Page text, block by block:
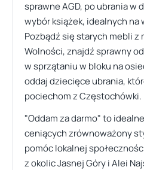
sprawne AGD, po ubrania w
wybór książek, idealnych na
Pozbądź się starych mebli z
Wolności, znajdź sprawny
w sprzątaniu w bloku na
oddaj dziecięce ubrania,
pociechom z Częstochówki.
"Oddam za darmo" to
ceniących zrównoważony
pomóc lokalnej
z okolic Jasnej Góry i Alei